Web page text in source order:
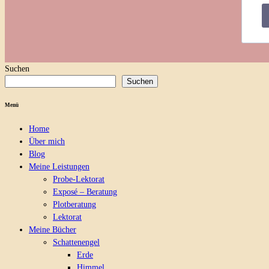
Suchen
Suchen
Menü
Home
Über mich
Blog
Meine Leistungen
Probe-Lektorat
Exposé – Beratung
Plotberatung
Lektorat
Meine Bücher
Schattenengel
Erde